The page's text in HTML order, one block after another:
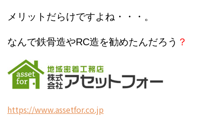
メリットだらけですよね・・・。
なんで鉄骨造やRC造を勧めたんだろう ？
https://www.assetfor.co.jp